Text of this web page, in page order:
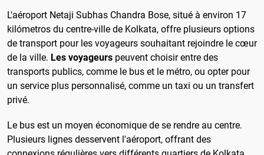
L'aéroport Netaji Subhas Chandra Bose, situé à environ 17
kilómetros du centre-ville de Kolkata, offre plusieurs options
de transport pour les voyageurs souhaitant rejoindre le cœur
de la ville. Les voyageurs peuvent choisir entre des
transports publics, comme le bus et le métro, ou opter pour
un service plus personnalisé, comme un taxi ou un transfert
privé.
Le bus est un moyen économique de se rendre au centre.
Plusieurs lignes desservent l'aéroport, offrant des